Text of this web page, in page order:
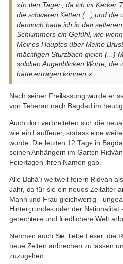
»In den Tagen, da ich im Kerker
die schweren Ketten (...) und die
dennoch hatte ich in den
Schlummers ein Gefühl, wie
Meines Hauptes über Meine
mächtigen Sturzbach gleich (...)
solchen Augenblicken Worte, die
hätte ertragen können.«
Nach seiner Freilassung wurde er
von Teheran nach Bagdad im
Auch dort verbreiteten sich die
wie ein Lauffeuer, sodass eine
wurde. Die letzten 12 Tage in
seinen Anhängern im Garten
Feiertagen ihren Namen gab.
Alle Bahá’í weltweit feiern Ridván
Jahr, da für sie ein neues Zeitalter
Mann und Frau gleichwertig -
Hintergrundes oder der Nationalität
gerechtere und friedlichere Welt
Nehmen auch Sie, liebe Leser, die
neue Zeiten anbrechen zu lassen
zuzugehen.